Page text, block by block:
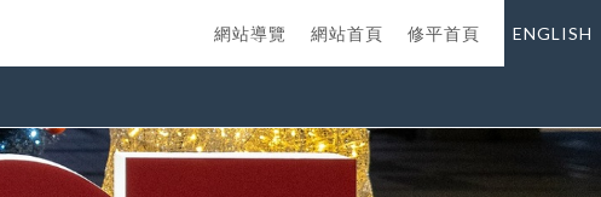
網站導覽 網站首頁 修平首頁 ENGLISH